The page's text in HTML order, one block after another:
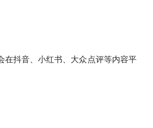
抖音、小红书、大众点评等内容平